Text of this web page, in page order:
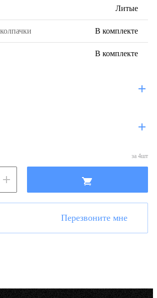
Литые
В комплекте
В комплекте
за 4шт
Перезвоните мне